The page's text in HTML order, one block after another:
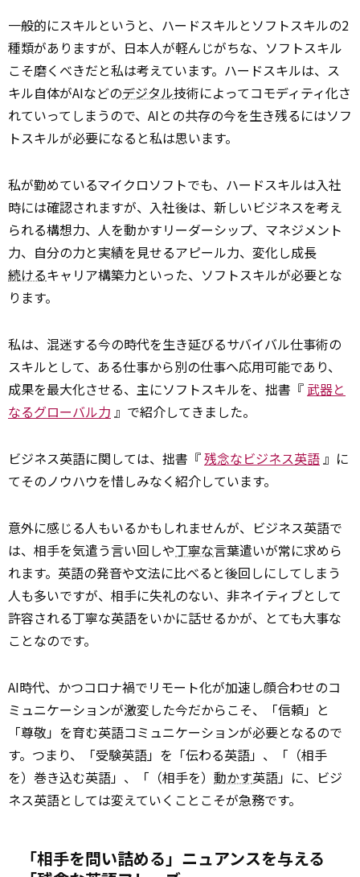
一般的にスキルというと、ハードスキルとソフトスキルの2
種類がありますが、日本人が軽んじがちな、ソフトスキル
こそ磨くべきだと私は考えています。ハードスキルは、ス
キル自体がAIなどのデジタル技術によってコモディティ化さ
れていってしまうので、AIとの共存の今を生き残るにはソフ
トスキルが必要になると私は思います。
私が勤めているマイクロソフトでも、ハードスキルは入社
時には確認されますが、入社後は、新しいビジネスを考え
られる構想力、人を動かすリーダーシップ、マネジメント
力、自分の力と実績を見せるアピール力、変化し成長
続けるキャリア構築力といった、ソフトスキルが必要とな
ります。
私は、混迷する今の時代を生き延びるサバイバル仕事術の
スキルとして、ある仕事から別の仕事へ応用可能であり、
成果を最大化させる、主にソフトスキルを、拙書『 武器と
なるグローバル力 』で紹介してきました。
ビジネス英語に関しては、拙書『残念なビジネス英語』に
てそのノウハウを惜しみなく紹介しています。
意外に感じる人もいるかもしれませんが、ビジネス英語で
は、相手を気遣う言い回しや丁寧な言葉遣いが常に求めら
れます。英語の発音や文法に比べると後回しにしてしまう
人も多いですが、相手に失礼のない、非ネイティブとして
許容される丁寧な英語をいかに話せるかが、とても大事な
ことなのです。
AI時代、かつコロナ禍でリモート化が加速し顔合わせのコ
ミュニケーションが激変した今だからこそ、「信頼」と
「尊敬」を育む英語コミュニケーションが必要となるので
す。つまり、「受験英語」を「伝わる英語」、「（相手
を）巻き込む英語」、「（相手を） 動かす英語」に、ビジ
ネス英語としては変えていくことこそが急務です。
「相手を問い詰める」ニュアンスを与える